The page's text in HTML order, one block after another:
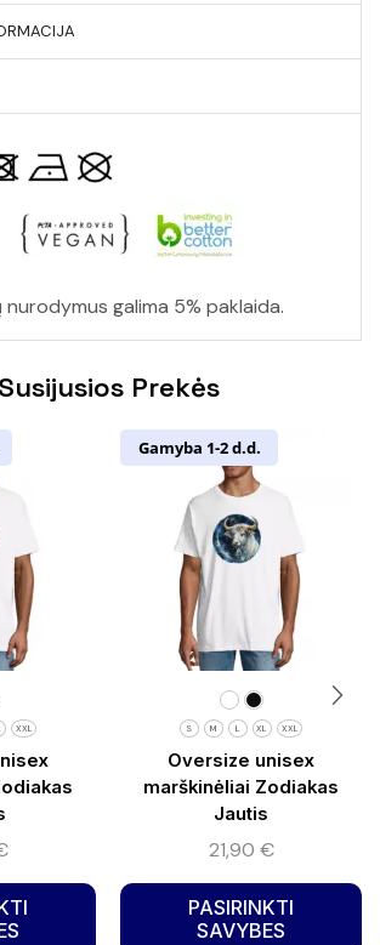
nurodymus galima 5% paklaida.
Susijusios Prekės
XXL
Gamyba 1-2 d.d.
S M L XL XXL
Oversize unisex
marškinėliai Zodiakas
Jautis
21,90 €
PASIRINKTI
SAVYBES